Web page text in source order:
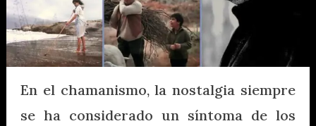
En el chamanismo, la nostalgia siempre
se ha considerado un síntoma de los